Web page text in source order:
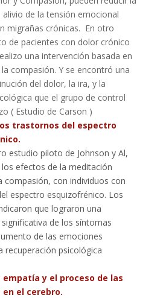
alivio de la tensión emocional
migrañas crónicas. En otro
de pacientes con dolor crónico
una intervención basada en
compasión. Y se encontró una
del dolor, la ira, y la
que el grupo de control
( Estudio de Carson )
trastornos del espectro
estudio piloto de Johnson y Al,
efectos de la meditación
compasión, con individuos con
espectro esquizofrénico. Los
que lograron una
de los síntomas
de las emociones
recuperación psicológica
empatía y el proceso de las
en el cerebro.